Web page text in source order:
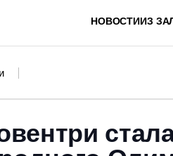
НОВОСТИИЗ